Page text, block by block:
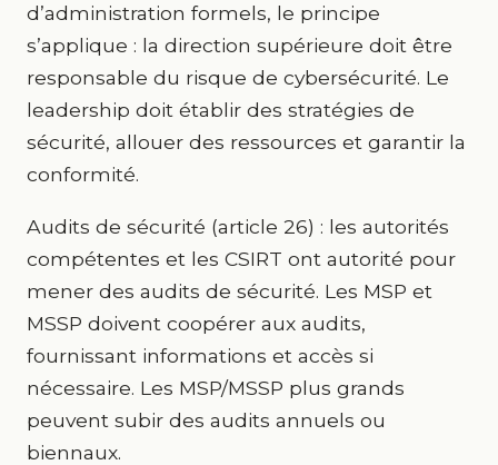
d’administration formels, le principe
s’applique : la direction supérieure doit être
responsable du risque de cybersécurité. Le
leadership doit établir des stratégies de
sécurité, allouer des ressources et garantir la
conformité.
Audits de sécurité (article 26) : les autorités
compétentes et les CSIRT ont autorité pour
mener des audits de sécurité. Les MSP et
MSSP doivent coopérer aux audits,
fournissant informations et accès si
nécessaire. Les MSP/MSSP plus grands
peuvent subir des audits annuels ou
biennaux.